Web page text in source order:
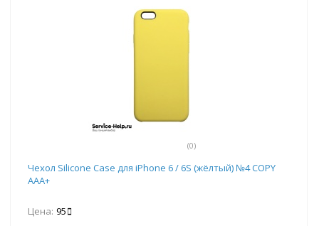
(0)
Чехол Silicone Case для iPhone 6 / 6S (жёлтый) №4 COPY
AAA+
Цена: 95